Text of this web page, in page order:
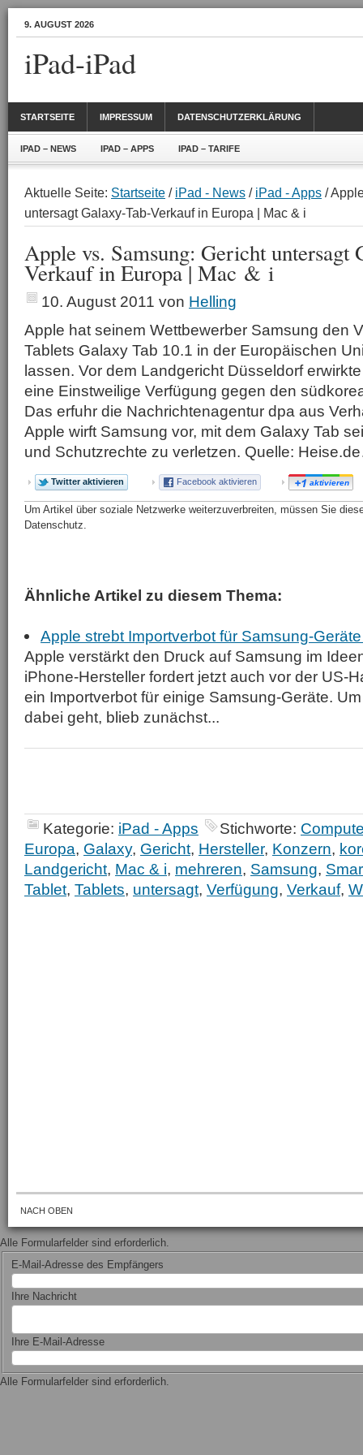
9. AUGUST 2026
iPad-iPad
STARTSEITE IMPRESSUM DATENSCHUTZERKLÄRUNG
IPAD – NEWS IPAD – APPS IPAD – TARIFE
Aktuelle Seite: Startseite / iPad - News / iPad - Apps /
untersagt Galaxy-Tab-Verkauf in Europa | Mac & i
Apple vs. Samsung: Gericht untersagt
Verkauf in Europa | Mac & i
10. August 2011 von Helling
Apple hat seinem Wettbewerber Samsung den
Tablets Galaxy Tab 10.1 in der Europäischen
lassen. Vor dem Landgericht Düsseldorf
eine Einstweilige Verfügung gegen den
Das erfuhr die Nachrichtenagentur dpa aus
Apple wirft Samsung vor, mit dem Galaxy Tab
und Schutzrechte zu verletzen. Quelle:
Twitter aktivieren Facebook aktivieren aktivieren
Um Artikel über soziale Netzwerke weiterzuverbreiten, müssen Sie
Datenschutz.
Ähnliche Artikel zu diesem Thema:
Apple strebt Importverbot für Samsung-
Apple verstärkt den Druck auf Samsung im
iPhone-Hersteller fordert jetzt auch vor der US-
ein Importverbot für einige Samsung-Geräte.
dabei geht, blieb zunächst...
Kategorie: iPad - Apps Stichworte:
Europa, Galaxy, Gericht, Hersteller, Konzern,
Landgericht, Mac & i, mehreren, Samsung,
Tablet, Tablets, untersagt, Verfügung, Verkauf,
NACH OBEN
Alle Formularfelder sind erforderlich.
E-Mail-Adresse des Empfängers
Ihre Nachricht
Ihre E-Mail-Adresse
Alle Formularfelder sind erforderlich.